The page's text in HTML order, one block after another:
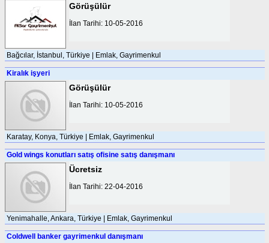
Görüşülür
İlan Tarihi: 10-05-2016
Bağcılar, İstanbul, Türkiye | Emlak, Gayrimenkul
Kiralık işyeri
Görüşülür
İlan Tarihi: 10-05-2016
Karatay, Konya, Türkiye | Emlak, Gayrimenkul
Gold wings konutları satış ofisine satış danışmanı
Ücretsiz
İlan Tarihi: 22-04-2016
Yenimahalle, Ankara, Türkiye | Emlak, Gayrimenkul
Coldwell banker gayrimenkul danışmanı